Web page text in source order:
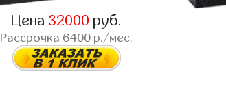
Цена 32000 руб.
Рассрочка 6400 р./мес.